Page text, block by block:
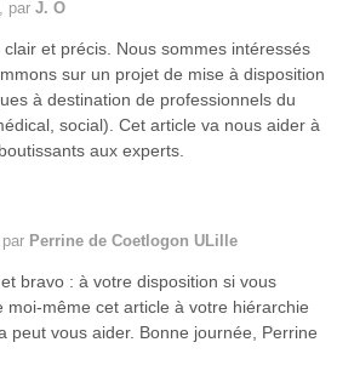
par J. O
et précis. Nous sommes intéressés
sur un projet de mise à disposition
à destination de professionnels du
social). Cet article va nous aider à
aux experts.
par Perrine de Coetlogon ULille
bravo : à votre disposition si vous
moi-même cet article à votre hiérarchie
peut vous aider. Bonne journée, Perrine